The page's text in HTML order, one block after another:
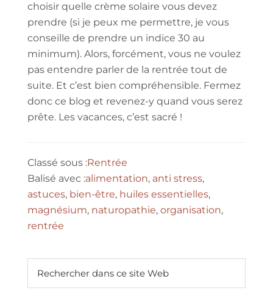
choisir quelle crème solaire vous devez
prendre (si je peux me permettre, je vous
conseille de prendre un indice 30 au
minimum). Alors, forcément, vous ne voulez
pas entendre parler de la rentrée tout de
suite. Et c’est bien compréhensible. Fermez
donc ce blog et revenez-y quand vous serez
prête. Les vacances, c’est sacré !
Classé sous :Rentrée
Balisé avec :alimentation, anti stress,
astuces, bien-être, huiles essentielles,
magnésium, naturopathie, organisation,
rentrée
Barre
latérale
dans